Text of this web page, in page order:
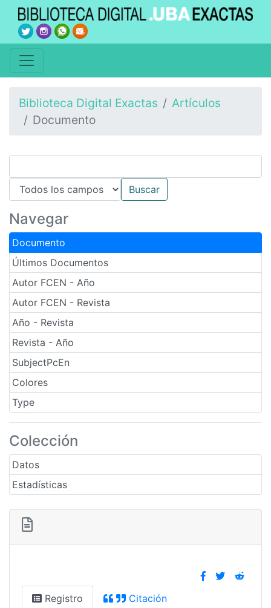
Biblioteca Digital Exactas
Artículos
Documento
Navegar
Documento
Últimos Documentos
Autor FCEN - Año
Autor FCEN - Revista
Año - Revista
Revista - Año
SubjectPcEn
Colores
Type
Colección
Datos
Estadísticas
Registro Citación